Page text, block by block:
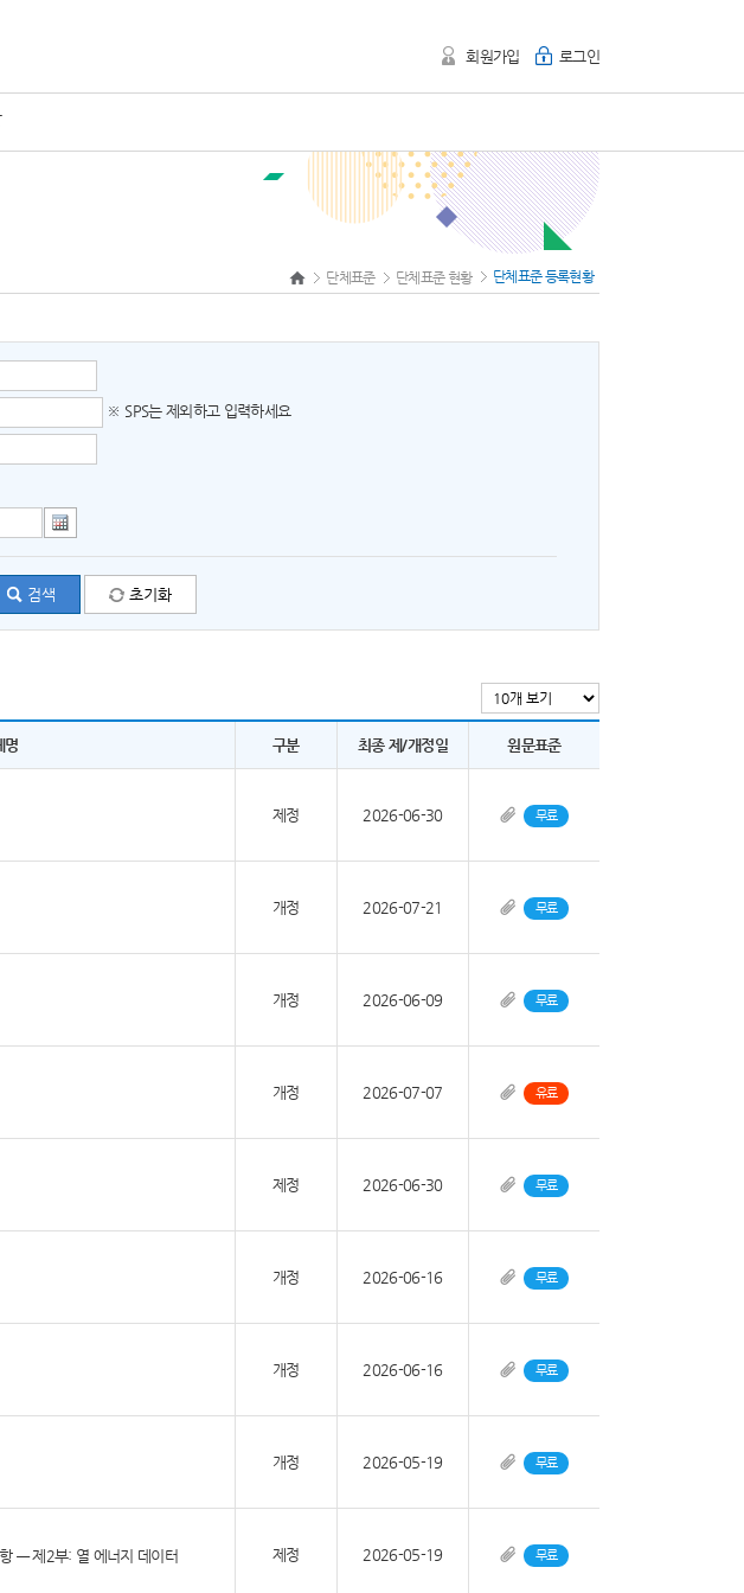
회원가입 로그인
단체표준 단체표준 현황 단체표준 등록현황
※ SPS는 제외하고 입력하세요
명 구분 최종 제/개정일 원문표준
제정 2026-06-30 무료
개정 2026-07-21 무료
개정 2026-06-09 무료
개정 2026-07-07 유료
제정 2026-06-30 무료
개정 2026-06-16 무료
개정 2026-06-16 무료
개정 2026-05-19 무료
— 제2부: 열 에너지 데이터
제정 2026-05-19 무료